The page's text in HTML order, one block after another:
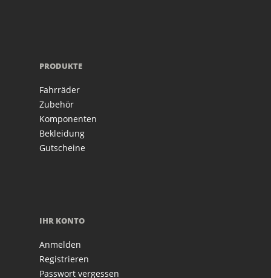
PRODUKTE
Fahrräder
Zubehör
Komponenten
Bekleidung
Gutscheine
IHR KONTO
Anmelden
Registrieren
Passwort vergessen